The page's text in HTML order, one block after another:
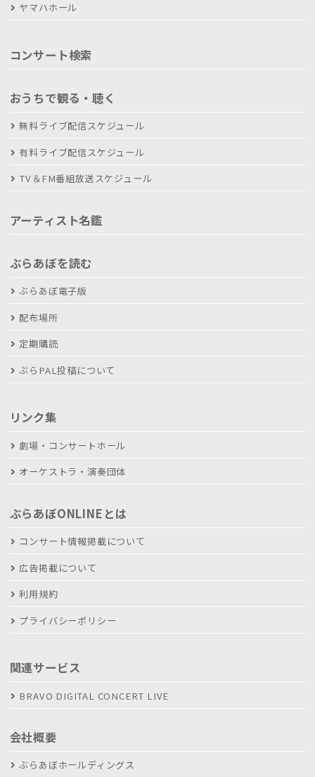
ヤマハホール
コンサート検索
おうちで観る・聴く
無料ライブ配信スケジュール
有料ライブ配信スケジュール
TV＆FM番組放送スケジュール
アーティスト名鑑
ぶらあぼを読む
ぶらあぼ電子版
配布場所
定期購読
ぶらPAL投稿について
リンク集
劇場・コンサートホール
オーケストラ・演奏団体
ぶらあぼONLINEとは
コンサート情報掲載について
広告掲載について
利用規約
プライバシーポリシー
関連サービス
BRAVO DIGITAL CONCERT LIVE
会社概要
ぶらあぼホールディングス